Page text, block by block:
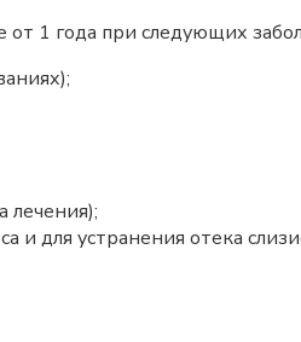
1 года при следующих
лечения);
и для устранения отека